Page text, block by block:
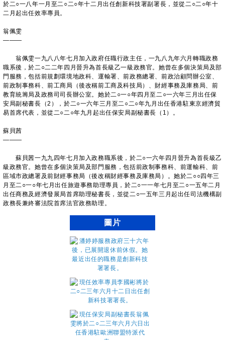
於二○一八年一月至二○二○年十二月出任創新科技署副署長，並從二○二○年十
二月起出任效率專員。
翁佩雯
———
翁佩雯一九八八年七月加入政府任職行政主任，一九八九年六月轉職政務
職系後，於二○二二年四月晉升為首長級乙一級政務官。她曾在多個決策局及部
門服務，包括前規劃環境地政科、運輸署、前政務總署、前政治顧問辦公室、
前政制事務科、前工商局（後改稱前工商及科技局）、財經事務及庫務局、前
教育統籌局及政務司司長辦公室。她於二○一○年四月至二○一六年三月出任保
安局副秘書長（2），於二○一六年三月至二○二○年九月出任香港駐東京經濟貿
易首席代表，並從二○二○年九月起出任保安局副秘書長（1）。
蘇貝茜
———
蘇貝茜一九九四年七月加入政務職系後，於二○一六年四月晉升為首長級乙
級政務官。她曾在多個決策局及部門服務，包括前政制事務科、前運輸科、前
區域市政總署及前財經事務局（後改稱財經事務及庫務局）。她於二○○四年三
月至二○一○年七月出任旅遊事務助理專員，於二○一一年七月至二○一五年二月
出任商務及經濟發展局首席助理秘書長，並從二○一五年三月起出任司法機構副
政務長兼終審法院首席法官政務助理。
圖片